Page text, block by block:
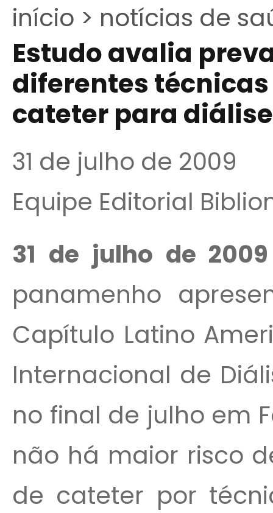
início > notícias de
Estudo avalia
diferentes
cateter para
31 de julho de 2009
Equipe Editorial
31 de julho de
panamenho
Capítulo Latino
Internacional de
no final de julho em
não há maior risco
de cateter por